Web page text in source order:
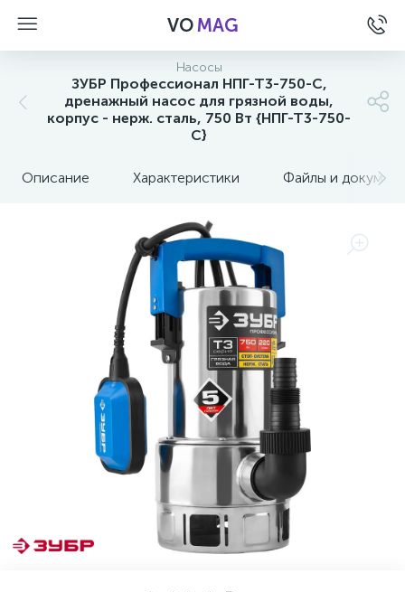
VOMAG
Насосы
ЗУБР Профессионал НПГ-Т3-750-С,
дренажный насос для грязной воды,
корпус - нерж. сталь, 750 Вт {НПГ-Т3-750-
С}
Описание Характеристики Файлы и